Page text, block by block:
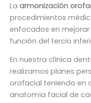
La armonización
procedimientos
enfocados en
función del tercio
En nuestra clínica
realizamos planes
orofacial teniendo en
anatomía facial de